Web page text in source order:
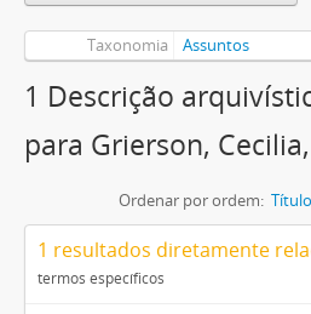
Taxonomia Assuntos
1 Descrição
para Grierson,
Ordenar por ordem: Título
1 resultados diretamente
termos específicos